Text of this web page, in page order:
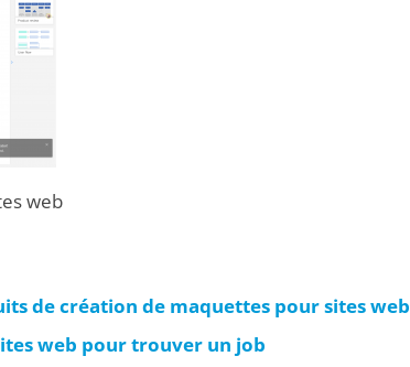
web
de création de maquettes pour sites web
web pour trouver un job